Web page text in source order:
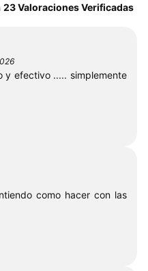
23 Valoraciones Verificadas
y efectivo ..... simplemente
como hacer con las